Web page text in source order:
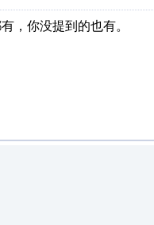
，你没提到的也有。